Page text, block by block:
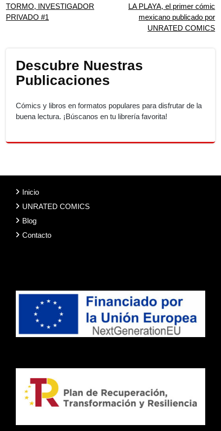
Navegación
de
TORMO, INVESTIGADOR
PRIVADO #1
LA PLAYA, el primer cómic
mexicano publicado por
UNRATED COMICS
Descubre Nuestras
Publicaciones
Cómics y libros en formatos populares para disfrutar de la
buena lectura. ¡Búscanos en tu librería favorita!
Inicio
UNRATED COMICS
Blog
Contacto